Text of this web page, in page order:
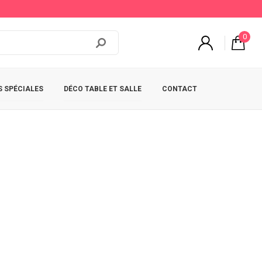
0
SPÉCIALES DÉCO TABLE ET SALLE CONTACT